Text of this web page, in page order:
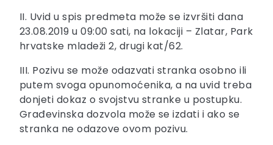
II. Uvid u spis predmeta može se izvršiti dana
23.08.2019 u 09:00 sati, na lokaciji – Zlatar, Park
hrvatske mladeži 2, drugi kat/62.
III. Pozivu se može odazvati stranka osobno ili
putem svoga opunomoćenika, a na uvid treba
donjeti dokaz o svojstvu stranke u postupku.
Građevinska dozvola može se izdati i ako se
stranka ne odazove ovom pozivu.